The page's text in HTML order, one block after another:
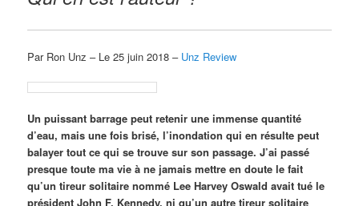
Par Ron Unz – Le 25 juin 2018 – Unz Review
Un puissant barrage peut retenir une immense quantité
d’eau, mais une fois brisé, l’inondation qui en résulte peut
balayer tout ce qui se trouve sur son passage. J’ai passé
presque toute ma vie à ne jamais mettre en doute le fait
qu’un tireur solitaire nommé Lee Harvey Oswald avait tué le
président John F. Kennedy, ni qu’un autre tireur solitaire